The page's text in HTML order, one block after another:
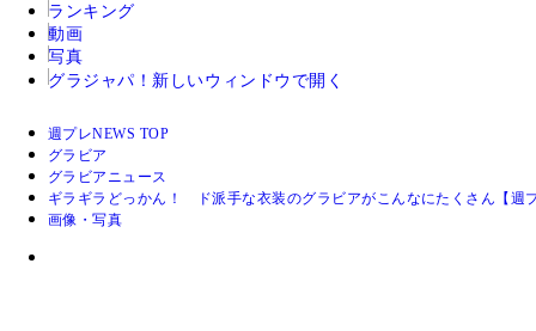
ランキング
動画
写真
グラジャパ！ 新しいウィンドウで開く
週プレNEWS TOP
グラビア
グラビアニュース
ギラギラどっかん！ ド派手な衣装のグラビアがこんなにたくさん【週
画像・写真